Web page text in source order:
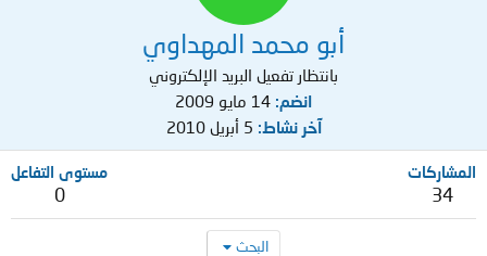
أبو محمد المهداوي
بانتظار تفعيل البريد الإلكتروني
انضم 14 مايو 2009
آخر نشاط 5 أبريل 2010
المشاركات
34
مستوى التفاعل
0
البحث